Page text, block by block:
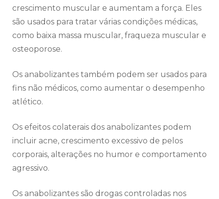
crescimento muscular e aumentam a força. Eles
são usados para tratar várias condições médicas,
como baixa massa muscular, fraqueza muscular e
osteoporose.
Os anabolizantes também podem ser usados para
fins não médicos, como aumentar o desempenho
atlético.
Os efeitos colaterais dos anabolizantes podem
incluir acne, crescimento excessivo de pelos
corporais, alterações no humor e comportamento
agressivo.
Os anabolizantes são drogas controladas nos